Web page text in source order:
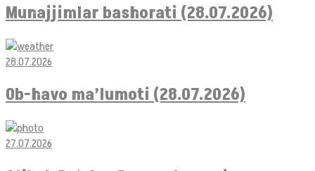
Munajjimlar bashorati (28.07.2026)
28.07.2026
Ob-havo ma’lumoti (28.07.2026)
27.07.2026